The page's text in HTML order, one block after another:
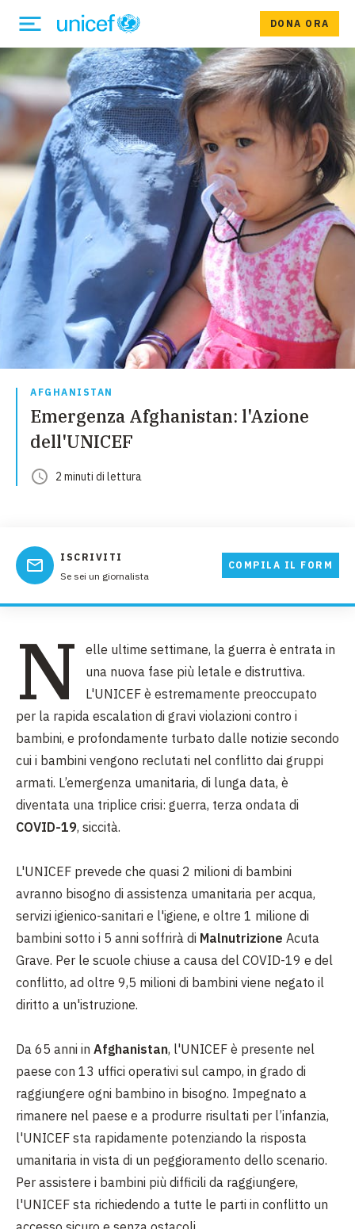
DONA ORA
AFGHANISTAN
Emergenza Afghanistan: l'Azione
dell'UNICEF
2 minuti di lettura
ISCRIVITI
Se sei un giornalista
COMPILA IL FORM
N
elle ultime settimane, la guerra è entrata in
una nuova fase più letale e distruttiva.
L'UNICEF è estremamente preoccupato
per la rapida escalation di gravi violazioni contro i
bambini, e profondamente turbato dalle notizie secondo
cui i bambini vengono reclutati nel conflitto dai gruppi
armati. L’emergenza umanitaria, di lunga data, è
diventata una triplice crisi: guerra, terza ondata di
COVID-19, siccità.
L'UNICEF prevede che quasi 2 milioni di bambini
avranno bisogno di assistenza umanitaria per acqua,
servizi igienico-sanitari e l'igiene, e oltre 1 milione di
bambini sotto i 5 anni soffrirà di Malnutrizione Acuta
Grave. Per le scuole chiuse a causa del COVID-19 e del
conflitto, ad oltre 9,5 milioni di bambini viene negato il
diritto a un'istruzione.
Da 65 anni in Afghanistan, l'UNICEF è presente nel
paese con 13 uffici operativi sul campo, in grado di
raggiungere ogni bambino in bisogno. Impegnato a
rimanere nel paese e a produrre risultati per l’infanzia,
l'UNICEF sta rapidamente potenziando la risposta
umanitaria in vista di un peggioramento dello scenario.
Per assistere i bambini più difficili da raggiungere,
l'UNICEF sta richiedendo a tutte le parti in conflitto un